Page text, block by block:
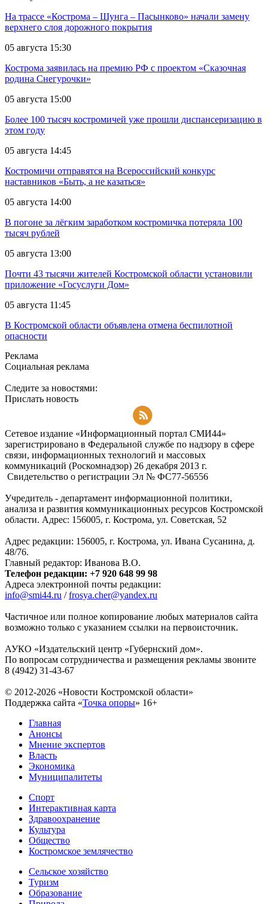
На трассе «Кострома – Шунга – Пасынково» начали замену
верхнего слоя дорожного покрытия
05 августа 15:30
Кострома заявилась на премию РФ с проектом «Сказочная
родина Снегурочки»
05 августа 15:00
Более 100 тысяч костромичей уже прошли диспансеризацию в
этом году
05 августа 14:45
Костромичи отправятся на Всероссийский конкурс
наставников «Быть, а не казаться»
05 августа 14:00
В погоне за лёгким заработком костромичка потеряла 100
тысяч рублей
05 августа 13:00
Почти 43 тысячи жителей Костромской области установили
приложение «Госуслуги Дом»
05 августа 11:45
В Костромской области объявлена отмена беспилотной
опасности
Реклама
Социальная реклама
Следите за новостями:
Прислать новость
Сетевое издание «Информационный портал СМИ44»
зарегистрировано в Федеральной службе по надзору в сфере
связи, информационных технологий и массовых
коммуникаций (Роскомнадзор) 26 декабря 2013 г.
Свидетельство о регистрации Эл № ФC77-56556
Учредитель - департамент информационной политики,
анализа и развития коммуникационных ресурсов Костромской
области. Адрес: 156005, г. Кострома, ул. Советская, 52
Адрес редакции: 156005, г. Кострома, ул. Ивана Сусанина, д.
48/76.
Главный редактор: Иванова В.О.
Телефон редакции: +7 920 648 99 98
Адреса электронной почты редакции:
info@smi44.ru /frosya.cher@yandex.ru
Частичное или полное копирование любых материалов сайта
возможно только с указанием ссылки на первоисточник.
АУКО «Издательский центр «Губернский дом».
По вопросам сотрудничества и размещения рекламы звоните
8 (4942) 31-43-67
© 2012-2026 «Новости Костромской области»
Поддержка сайта «Точка опоры» 16+
Главная
Анонсы
Мнение экспертов
Власть
Экономика
Муниципалитеты
Спорт
Интерактивная карта
Здравоохранение
Культура
Общество
Костромское землячество
Сельское хозяйство
Туризм
Образование